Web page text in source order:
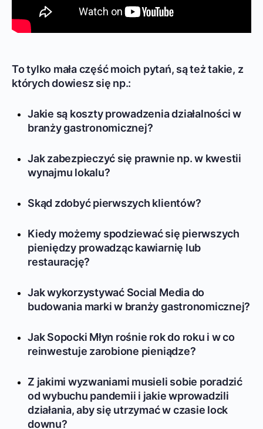
To tylko mała część moich pytań, są też takie, z
których dowiesz się np.:
Jakie są koszty prowadzenia działalności w
branży gastronomicznej?
Jak zabezpieczyć się prawnie np. w kwestii
wynajmu lokalu?
Skąd zdobyć pierwszych klientów?
Kiedy możemy spodziewać się pierwszych
pieniędzy prowadząc kawiarnię lub
restaurację?
Jak wykorzystywać Social Media do
budowania marki w branży gastronomicznej?
Jak Sopocki Młyn rośnie rok do roku i w co
reinwestuje zarobione pieniądze?
Z jakimi wyzwaniami musieli sobie poradzić
od wybuchu pandemii i jakie wprowadzili
działania, aby się utrzymać w czasie lock
downu?